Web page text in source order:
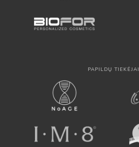
PAPILDŲ TIEKĖJAI